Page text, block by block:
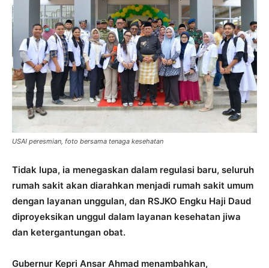
USAI peresmian, foto bersama tenaga kesehatan
Tidak lupa, ia menegaskan dalam regulasi baru, seluruh
rumah sakit akan diarahkan menjadi rumah sakit umum
dengan layanan unggulan, dan RSJKO Engku Haji Daud
diproyeksikan unggul dalam layanan kesehatan jiwa
dan ketergantungan obat.
Gubernur Kepri Ansar Ahmad menambahkan,